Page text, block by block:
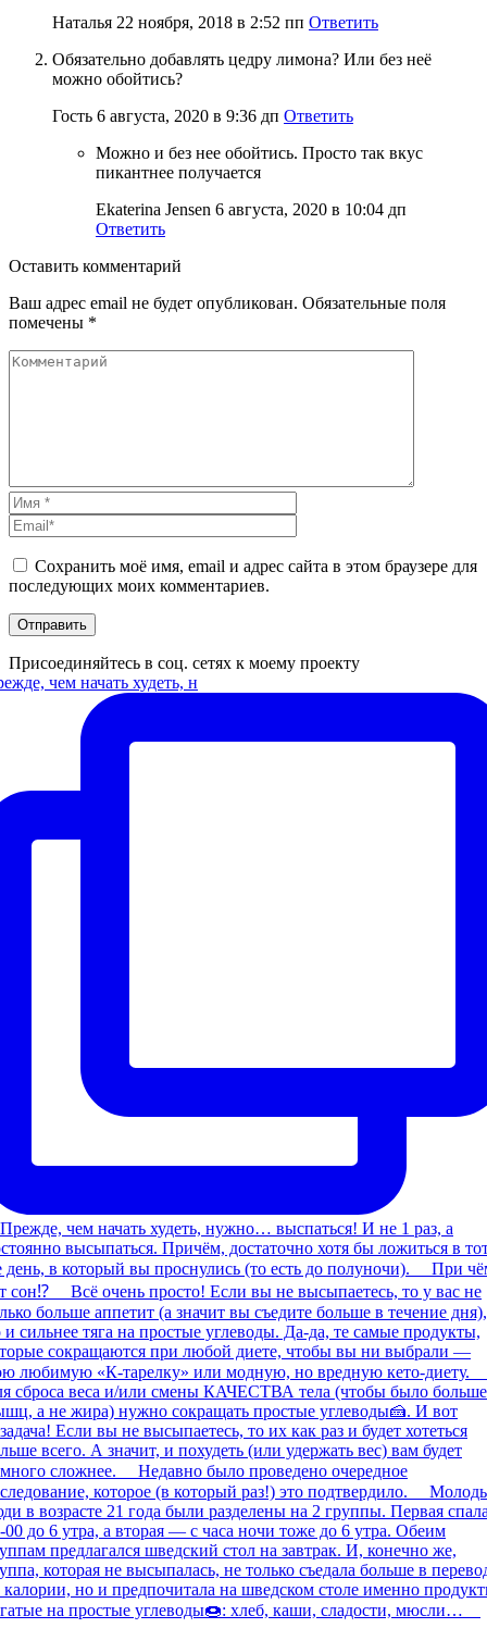
Наталья 22 ноября, 2018 в 2:52 пп Ответить
Обязательно добавлять цедру лимона? Или без неё
можно обойтись?
Гость 6 августа, 2020 в 9:36 дп Ответить
Можно и без нее обойтись. Просто так вкус
пикантнее получается
Ekaterina Jensen 6 августа, 2020 в 10:04 дп
Ответить
Оставить комментарий
Ваш адрес email не будет опубликован. Обязательные поля
помечены *
Сохранить моё имя, email и адрес сайта в этом браузере для
последующих моих комментариев.
Присоединяйтесь в соц. сетях к моему проекту
чем начать худеть, н